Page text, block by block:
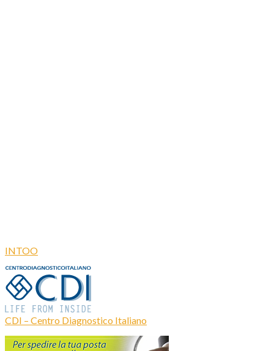
INTOO
CDI – Centro Diagnostico Italiano